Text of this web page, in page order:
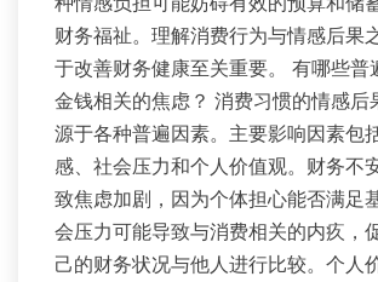
财务福祉。理解消费行为与情感后果
于改善财务健康至关重要。 有哪些普
金钱相关的焦虑？ 消费习惯的情感后
源于各种普遍因素。主要影响因素包
感、社会压力和个人价值观。财务不
致焦虑加剧，因为个体担心能否满足
会压力可能导致与消费相关的内疚，
己的财务状况与他人进行比较。个人